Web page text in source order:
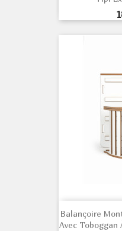
Balançoire
Avec Toboggan